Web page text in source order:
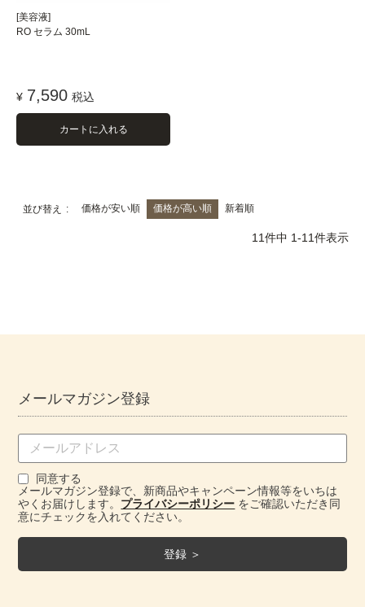
[美容液]
RO セラム 30mL
¥ 7,590 税込
カートに入れる
並び替え 価格が安い順 価格が高い順 新着順
11件中 1-11件表示
メールマガジン登録
同意する
メールマガジン登録で、新商品やキャンペーン情報等をいちは
やくお届けします。 プライバシーポリシー をご確認いただき同
意にチェックを入れてください。